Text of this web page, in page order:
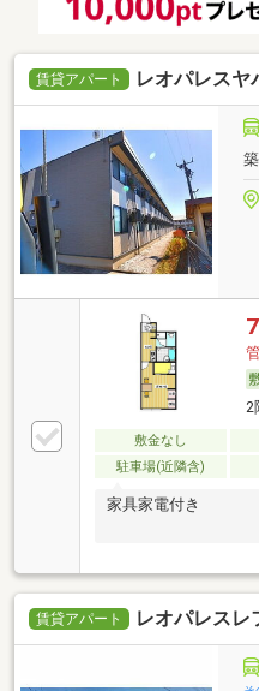
賃貸アパート レオパレスヤ
2
敷金なし
駐車場(近隣含)
家具家電付き
賃貸アパート レオパレスレ